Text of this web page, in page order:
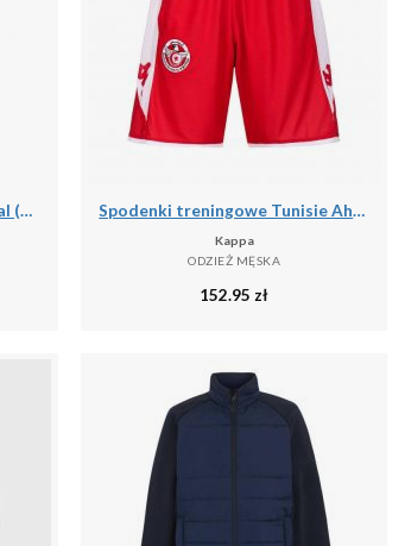
Skarpetki Björn Borg Essential (x10) Spodenki treningowe Tunisie Ahora Pro 7 2024
Kappa
ODZIEŻ MĘSKA
152.95 zł